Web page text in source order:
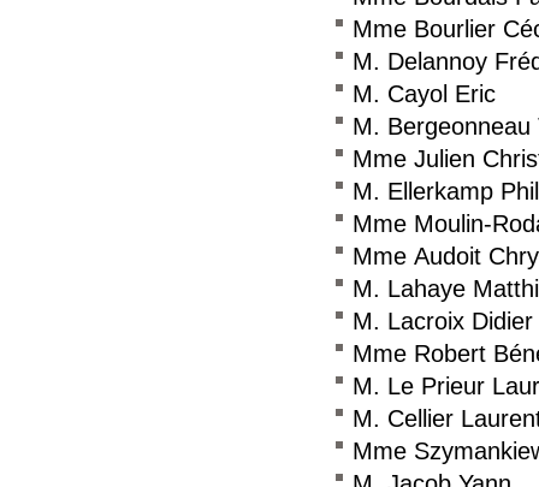
Mme Bourlier
M. Delannoy
M. Cayol Eric
M. Bergeonneau
Mme Julien
M. Ellerkamp
Mme Moulin-
Mme Audoit
M. Lahaye
M. Lacroix Didier
Mme Robert
M. Le Prieur
M. Cellier
Mme